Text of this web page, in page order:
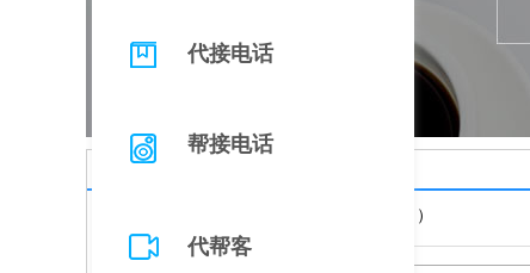
代接电话
帮接电话
代帮客
在线留言
）